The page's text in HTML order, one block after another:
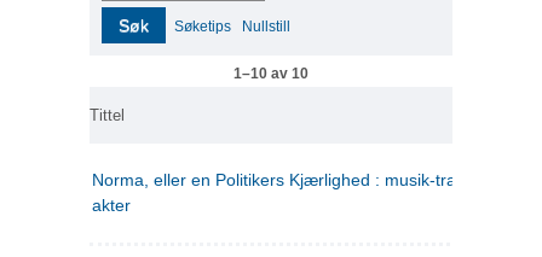
Søk Søketips Nullstill
1–10 av 10
Tittel
Norma, eller en Politikers Kjærlighed : musik-tragedie i tre
akter